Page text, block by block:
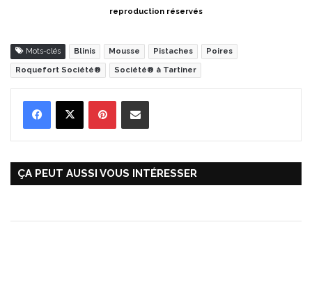
reproduction réservés
Mots-clés Blinis Mousse Pistaches Poires
Roquefort Société® Société® à Tartiner
ÇA PEUT AUSSI VOUS INTÉRESSER